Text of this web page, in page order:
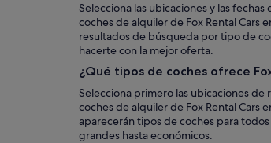
Selecciona las ubicaciones y las
coches de alquiler de Fox Rental Cars
resultados de búsqueda por tipo de
hacerte con la mejor oferta.
¿Qué tipos de coches ofrece
Selecciona primero las ubicaciones
coches de alquiler de Fox Rental Cars
aparecerán tipos de coches para
grandes hasta económicos.